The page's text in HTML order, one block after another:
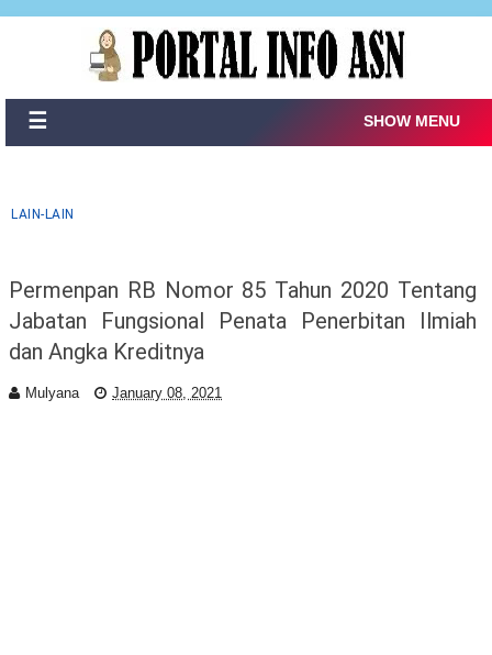
☰ SHOW MENU
LAIN-LAIN
Permenpan RB Nomor 85 Tahun 2020 Tentang
Jabatan Fungsional Penata Penerbitan Ilmiah
dan Angka Kreditnya
Mulyana January 08, 2021